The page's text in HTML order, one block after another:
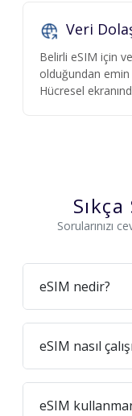
Veri
Belirli eSIM için
olduğundan emin
Hücresel
Sorularınızı
eSIM nedir?
eSIM nasıl
eSIM